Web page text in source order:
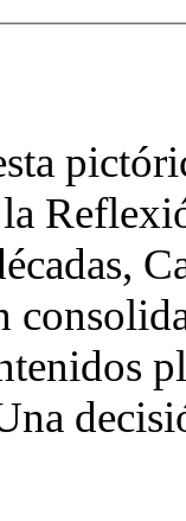
la
Carlos